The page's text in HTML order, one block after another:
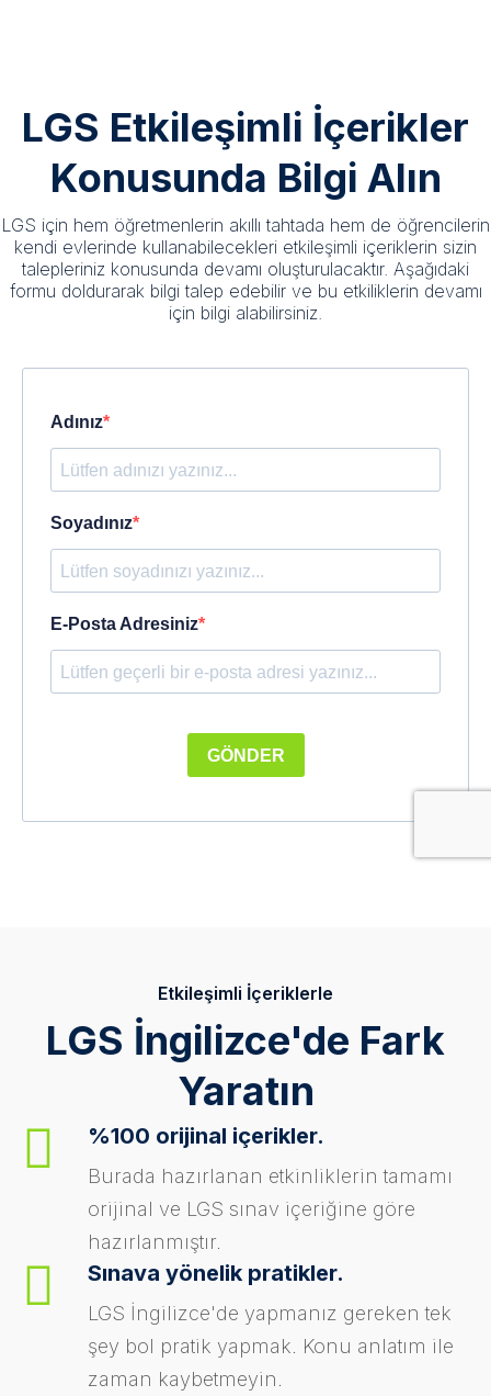
LGS Etkileşimli İçerikler
Konusunda Bilgi Alın
LGS için hem öğretmenlerin akıllı tahtada hem de öğrencilerin
kendi evlerinde kullanabilecekleri etkileşimli içeriklerin sizin
talepleriniz konusunda devamı oluşturulacaktır. Aşağıdaki
formu doldurarak bilgi talep edebilir ve bu etkiliklerin devamı
için bilgi alabilirsiniz.
Etkileşimli İçeriklerle
LGS İngilizce'de Fark
Yaratın
%100 orijinal içerikler.
Burada hazırlanan etkinliklerin tamamı
orijinal ve LGS sınav içeriğine göre
hazırlanmıştır.
Sınava yönelik pratikler.
LGS İngilizce'de yapmanız gereken tek
şey bol pratik yapmak. Konu anlatım ile
zaman kaybetmeyin.